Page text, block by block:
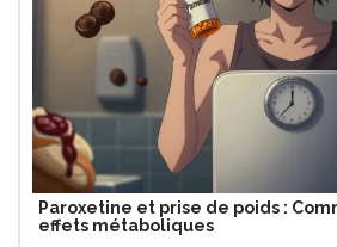
Paroxetine et prise de poids :
effets métaboliques